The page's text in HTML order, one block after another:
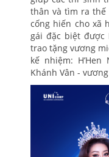
thân và tìm ra thế
cống hiến cho xã
gái đặc biệt được
trao tặng vương
kế nhiệm:
Khánh Vân -